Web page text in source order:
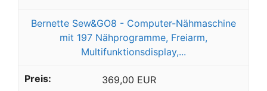
Bernette Sew&GO8 - Computer-Nähmaschine
mit 197 Nähprogramme, Freiarm,
Multifunktionsdisplay,...
369,00 EUR